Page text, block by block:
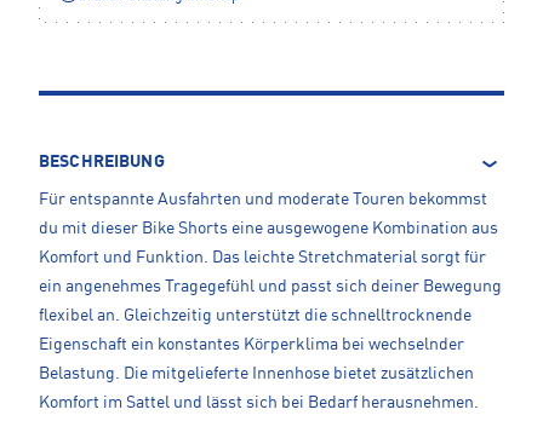
BESCHREIBUNG
Für entspannte Ausfahrten und moderate Touren bekommst
du mit dieser Bike Shorts eine ausgewogene Kombination aus
Komfort und Funktion. Das leichte Stretchmaterial sorgt für
ein angenehmes Tragegefühl und passt sich deiner Bewegung
flexibel an. Gleichzeitig unterstützt die schnelltrocknende
Eigenschaft ein konstantes Körperklima bei wechselnder
Belastung. Die mitgelieferte Innenhose bietet zusätzlichen
Komfort im Sattel und lässt sich bei Bedarf herausnehmen.